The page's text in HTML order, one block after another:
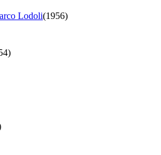
Lodoli(1956)